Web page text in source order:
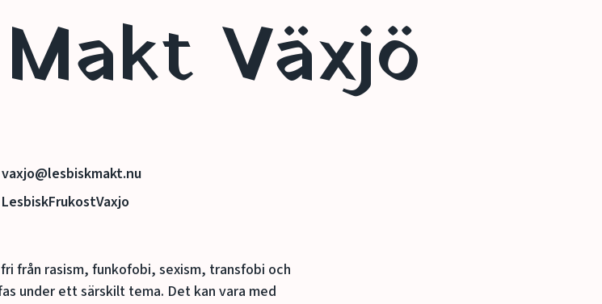
Växjö
vaxjo@lesbiskmakt.nu
LesbiskFrukostVaxjo
från rasism, funkofobi, sexism, transfobi och
under ett särskilt tema. Det kan vara med